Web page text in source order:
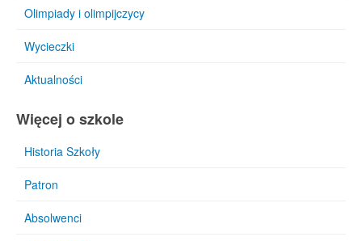
Olimpiady i olimpijczycy
Wycieczki
Aktualności
Więcej o szkole
Historia Szkoły
Patron
Absolwenci